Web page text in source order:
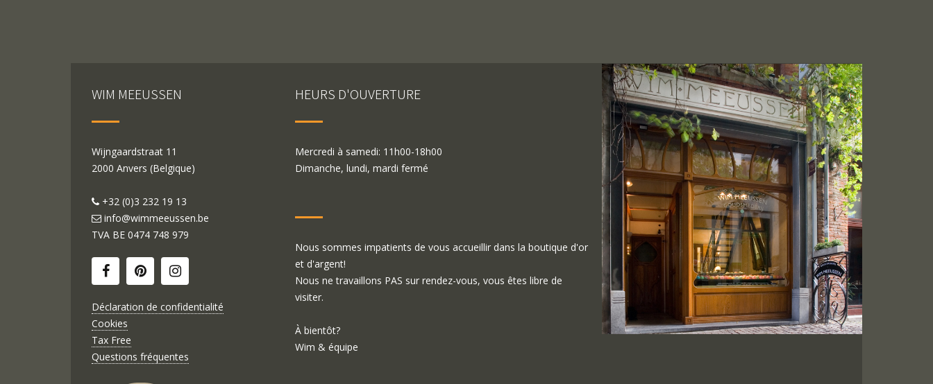
WIM MEEUSSEN
Wijngaardstraat 11
2000 Anvers (Belgique)
+32 (0)3 232 19 13
info@wimmeeussen.be
TVA BE 0474 748 979
Déclaration de confidentialité
Cookies
Tax Free
Questions fréquentes
HEURS D'OUVERTURE
Mercredi à samedi: 11h00-18h00
Dimanche, lundi, mardi fermé
Nous sommes impatients de vous accueillir dans la boutique d'or
et d'argent!
Nous ne travaillons PAS sur rendez-vous, vous êtes libre de
visiter.
À bientôt?
Wim & équipe